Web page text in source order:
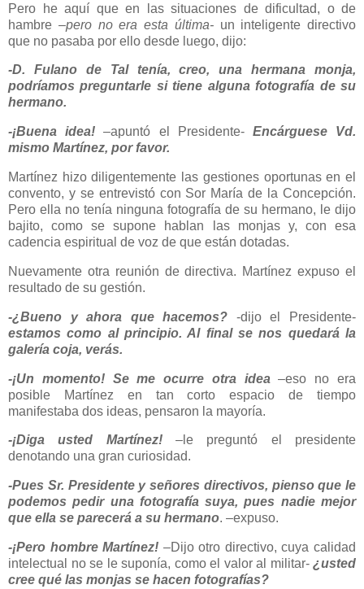
Pero he aquí que en las situaciones de dificultad, o de
hambre –pero no era esta última-un inteligente directivo
que no pasaba por ello desde luego, dijo:
-D. Fulano de Tal tenía, creo, una hermana monja,
podríamos preguntarle si tiene alguna fotografía de su
hermano.
-¡Buena idea! –apuntó el Presidente- Encárguese Vd.
mismo Martínez, por favor.
Martínez hizo diligentemente las gestiones oportunas en el
convento, y se entrevistó con Sor María de la Concepción.
Pero ella no tenía ninguna fotografía de su hermano, le dijo
bajito, como se supone hablan las monjas y, con esa
cadencia espiritual de voz de que están dotadas.
Nuevamente otra reunión de directiva. Martínez expuso el
resultado de su gestión.
-¿Bueno y ahora que hacemos? -dijo el Presidente-
estamos como al principio. Al final se nos quedará la
galería coja, verás.
-¡Un momento! Se me ocurre otra idea –eso no era
posible Martínez en tan corto espacio de tiempo
manifestaba dos ideas, pensaron la mayoría.
-¡Diga usted Martínez!–le preguntó el presidente
denotando una gran curiosidad.
-Pues Sr. Presidente y señores directivos, pienso que le
podemos pedir una fotografía suya, pues nadie mejor
que ella se parecerá a su hermano. –expuso.
-¡Pero hombre Martínez! –Dijo otro directivo, cuya calidad
intelectual no se le suponía, como el valor al militar- ¿usted
cree qué las monjas se hacen fotografías?